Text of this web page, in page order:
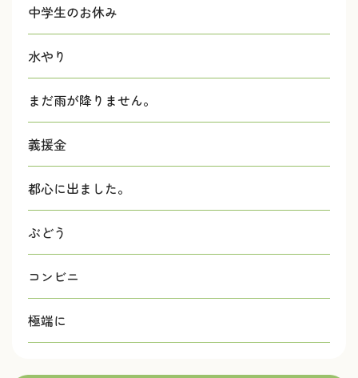
中学生のお休み
水やり
まだ雨が降りません。
義援金
都心に出ました。
ぶどう
コンビニ
極端に